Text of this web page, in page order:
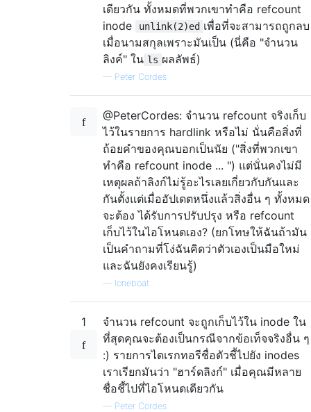
เดียวกัน ทั้งหมดที่พวกเขาทำคือ refcount
inode
unlink(2)ed เพื่อที่จะสามารถถูกลบ
เมื่อนามสกุลเพราะมันเป็น (นี่คือ "จำนวน
ลิงค์" ใน ls ผลลัพธ์)
— Peter Cordes
@PeterCordes: จำนวน refcount จริงเก็บ
ไว้ในรายการ hardlink หรือไม่ นั่นคือสิ่งที่
ถ้อยคำของคุณบอกเป็นนัย ("สิ่งที่พวกเขา
ทำคือ refcount inode ... ") แต่นั่นคงไม่มี
เหตุผลถ้าลิงก์ไม่รู้อะไรเลยเกี่ยวกับกันและ
กันตั้งแต่เมื่ออัปเดตหนึ่งแล้วสิ่งอื่น ๆ ทั้งหมด
จะต้อง ได้รับการปรับปรุง หรือ refcount
เก็บไว้ในไอโหนดเอง? (ยกโทษให้ฉันถ้ามัน
เป็นคำถามที่โง่ฉันคิดว่าตัวเองเป็นมือใหม่
และฉันยังคงเรียนรู้)
loneboat
1
จำนวน refcount จะถูกเก็บไว้ใน inode ใน
ที่สุดคุณจะต้องเป็นกรณีจากข้อเท็จจริงอื่น ๆ
:) รายการไดเรกทอรีชื่อตัวชี้ไปยัง inodes
เราเรียกมันว่า "ฮาร์ดลิงก์" เมื่อคุณมีหลาย
ชื่อชี้ไปที่ไอโหนดเดียวกัน
— Peter Cordes